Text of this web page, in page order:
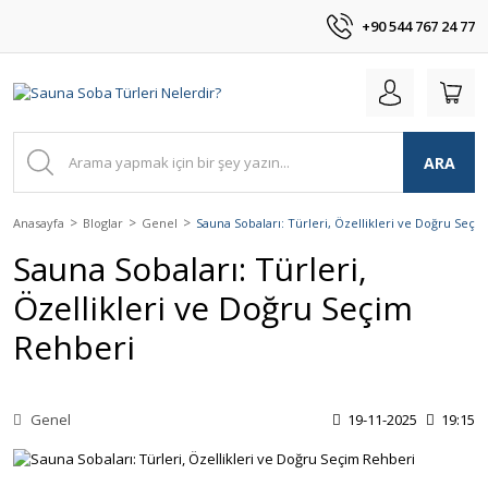
+90 544 767 24 77
ARA
Anasayfa Bloglar Genel Sauna Sobaları: Türleri, Özellikleri ve Doğru
Sauna Sobaları: Türleri,
Özellikleri ve Doğru Seçim
Rehberi
Genel 19-11-2025 19:15